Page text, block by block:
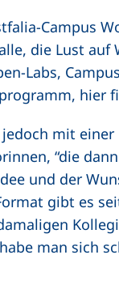
Campus
die Lust
Labs,
mit
“die
und der
gibt es
man sich